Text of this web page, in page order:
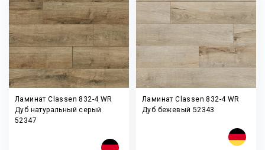
Ламинат Classen 832-4 WR
Дуб натуральный серый
52347
Ламинат Classen 832-4 WR
Дуб бежевый 52343